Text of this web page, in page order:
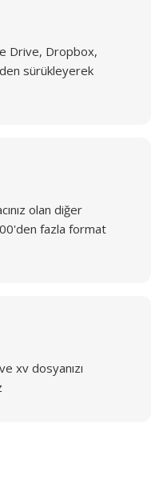
Drive, Dropbox,
sürükleyerek
olan diğer
fazla format
xv dosyanızı